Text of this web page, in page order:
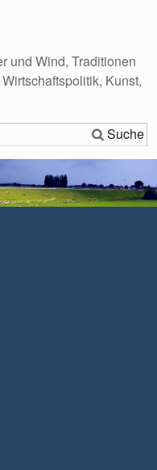
und Wind, Traditionen
Kunst,
Suche